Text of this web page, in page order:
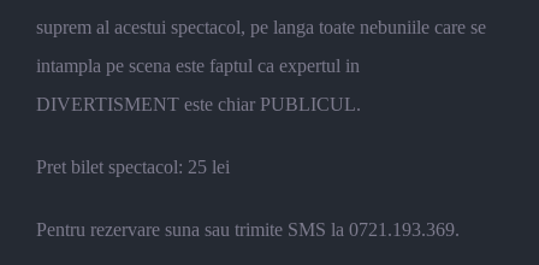
suprem al acestui spectacol, pe langa toate nebuniile care se
intampla pe scena este faptul ca expertul in
DIVERTISMENT este chiar PUBLICUL.
Pret bilet spectacol: 25 lei
Pentru rezervare suna sau trimite SMS la 0721.193.369.